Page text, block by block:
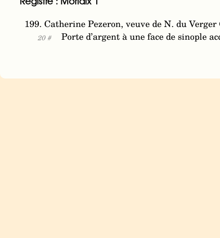
199. Catherine Pezeron, veuve de N. du
20 # Porte d’argent à une face de sinople